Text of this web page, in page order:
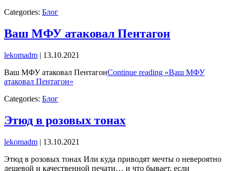
Categories: Блог
Ваш МФУ атаковал Пентагон
lekomadm | 13.10.2021
Ваш МФУ атаковал ПентагонContinue reading «Ваш МФУ
атаковал Пентагон»
Categories: Блог
Этюд в розовых тонах
lekomadm | 13.10.2021
Этюд в розовых тонах Или куда приводят мечты о невероятно
дешевой и качественной печати… и что бывает, если